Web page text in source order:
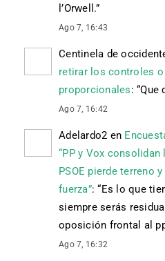
l’Orwell.”
Ago 7, 16:43
Centinela de
retirar los controles o
proporcionales: “Que
Ago 7, 16:42
Adelardo2 en
“PP y Vox
PSOE pierde terreno
fuerza”: “Es lo que
siempre serás
oposición frontal al
Ago 7, 16:32